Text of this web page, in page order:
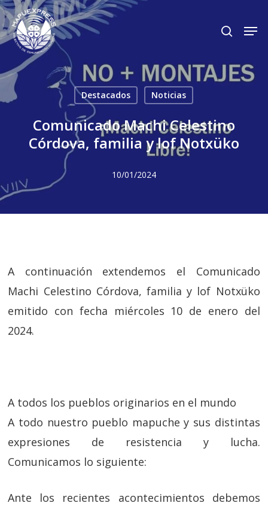
Skip
to
main
content
search
Destacados Noticias
Comunicado Machi Celestino
Córdova, familia y lof Notxüko
10/01/2024
A continuación extendemos el Comunicado
Machi Celestino Córdova, familia y lof Notxüko
emitido con fecha miércoles 10 de enero del
2024.
A todos los pueblos originarios en el mundo
A todo nuestro pueblo mapuche y sus distintas
expresiones de resistencia y lucha.
Comunicamos lo siguiente:
Ante los recientes acontecimientos debemos
Close